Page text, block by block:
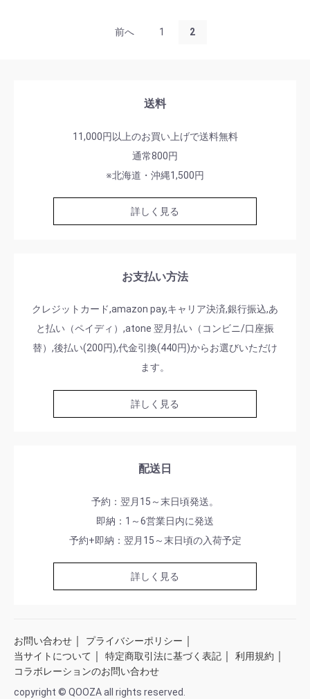
前へ 1 2
送料
11,000円以上のお買い上げで送料無料
通常800円
※北海道・沖縄1,500円
詳しく見る
お支払い方法
クレジットカード,amazon pay,キャリア決済,銀行振込,あ
と払い（ペイディ）,atone 翌月払い（コンビニ/口座振
替）,後払い(200円),代金引換(440円)からお選びいただけ
ます。
詳しく見る
配送日
予約：翌月15～末日頃発送。
即納：1～6営業日内に発送
予約+即納：翌月15～末日頃の入荷予定
詳しく見る
お問い合わせ ｜ プライバシーポリシー ｜
当サイトについて ｜ 特定商取引法に基づく表記 ｜ 利用規約 ｜
コラボレーションのお問い合わせ
copyright © QOOZA all rights reserved.